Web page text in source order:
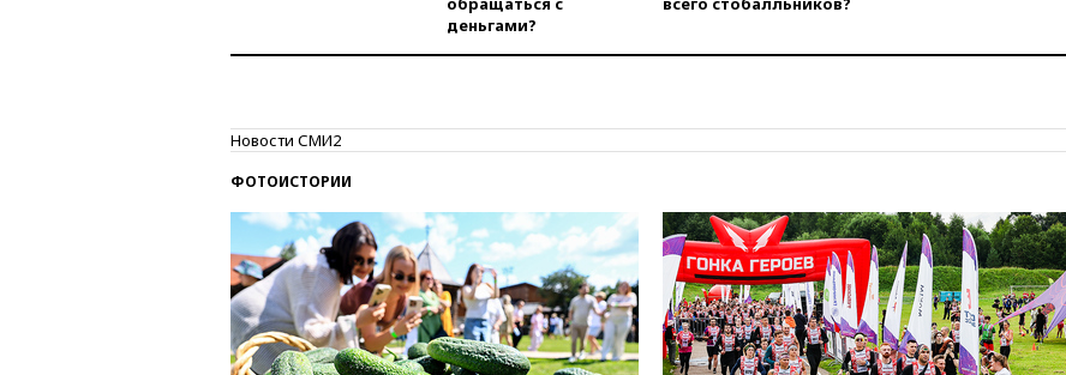
08:51
находится при смерти
07:52В Таиланде ученик
07:00Лесной пожар в 30
километрах от Ванкувера
привел к эвакуации жителей
06:00Суд обязал Meta
выплатить $567 млн по делу о
вреде психическому
деньгами?
Новости СМИ2
ФОТОИСТОРИИ